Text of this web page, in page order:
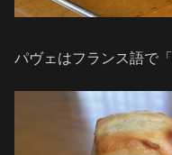
パヴェはフランス語で